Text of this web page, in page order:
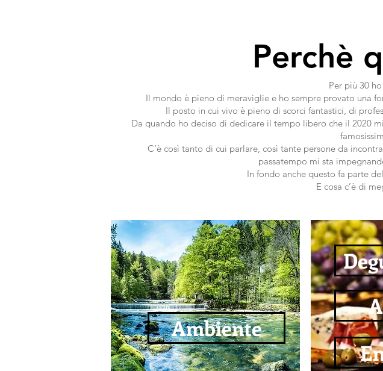
Perchè
Per più 30
Il mondo è pieno di meraviglie e ho sempre provato una
Il posto in cui vivo è pieno di scorci fantastici, di
Da quando ho deciso di dedicare il tempo libero che il 2020
C’è così tanto di cui parlare, così tante persone da
passatempo mi sta
In fondo anche questo fa parte
E cosa c’è di
Ambiente